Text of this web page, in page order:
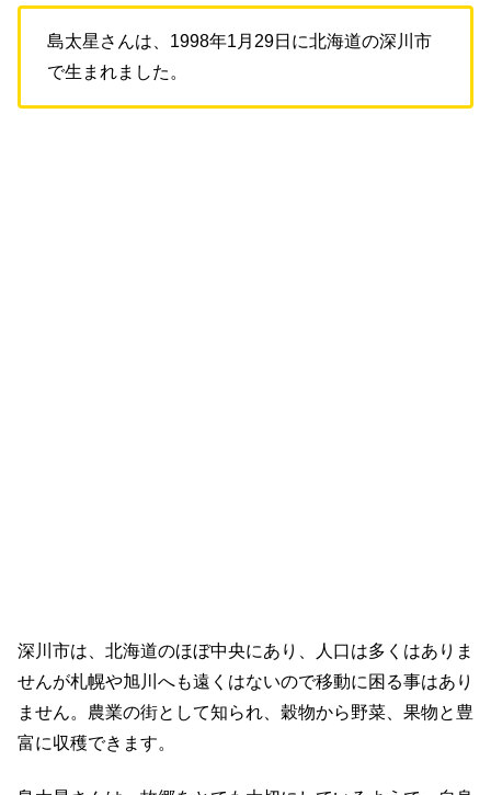
島太星さんは、1998年1月29日に北海道の深川市
で生まれました。
深川市は、北海道のほぼ中央にあり、人口は多くはありま
せんが札幌や旭川へも遠くはないので移動に困る事はあり
ません。農業の街として知られ、穀物から野菜、果物と豊
富に収穫できます。